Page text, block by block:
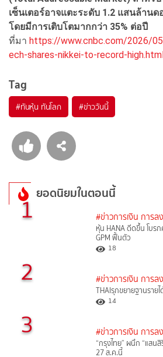
เซ็นเตอร์อาจแตะระดับ 1.2 แสนล้านด
โดยมีการเติบโตมากกว่า 35% ต่อปี
ที่มา https://www.cnbc.com/2026/
ech-shares-nikkei-to-record-
Tag
#ทันหุ้น ทันโลก #ข่าววันนี้
ยอดนิยมในตอนนี้
1 #ข่าวการเงิน การล
หุ้น HANA ดีดขึ้น โบร
GPM ฟื้นตัว
18
2 #ข่าวการเงิน การล
THAIรุกขยายฐานราย
14
3 #ข่าวการเงิน การล
“กรุงไทย” ผนึก “แสน
27 ส.ค.นี้